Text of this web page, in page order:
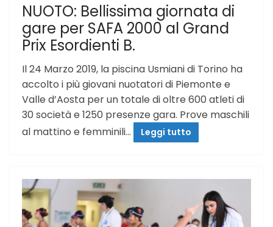
NUOTO: Bellissima giornata di
gare per SAFA 2000 al Grand
Prix Esordienti B.
Il 24 Marzo 2019, la piscina Usmiani di Torino ha
accolto i più giovani nuotatori di Piemonte e
Valle d’Aosta per un totale di oltre 600 atleti di
30 società e 1250 presenze gara. Prove maschili
al mattino e femminili…
Leggi tutto